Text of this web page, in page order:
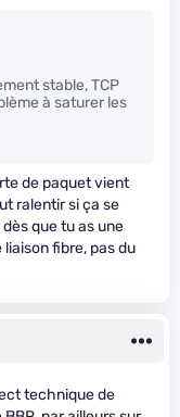
stable, TCP
à saturer les
de paquet vient
ralentir si ça se
que tu as une
liaison fibre, pas du
technique de